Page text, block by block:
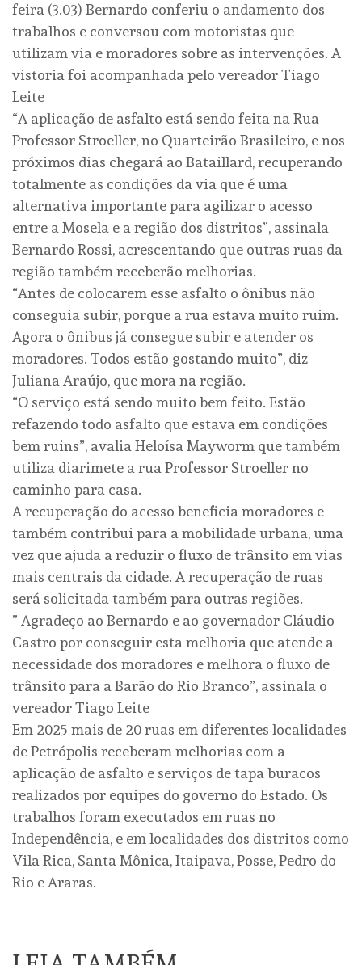
feira (3.03) Bernardo conferiu o andamento dos
trabalhos e conversou com motoristas que
utilizam via e moradores sobre as intervenções. A
vistoria foi acompanhada pelo vereador Tiago
Leite
“A aplicação de asfalto está sendo feita na Rua
Professor Stroeller, no Quarteirão Brasileiro, e nos
próximos dias chegará ao Bataillard, recuperando
totalmente as condições da via que é uma
alternativa importante para agilizar o acesso
entre a Mosela e a região dos distritos”, assinala
Bernardo Rossi, acrescentando que outras ruas da
região também receberão melhorias.
“Antes de colocarem esse asfalto o ônibus não
conseguia subir, porque a rua estava muito ruim.
Agora o ônibus já consegue subir e atender os
moradores. Todos estão gostando muito”, diz
Juliana Araújo, que mora na região.
“O serviço está sendo muito bem feito. Estão
refazendo todo asfalto que estava em condições
bem ruins”, avalia Heloísa Mayworm que também
utiliza diarimete a rua Professor Stroeller no
caminho para casa.
A recuperação do acesso beneficia moradores e
também contribui para a mobilidade urbana, uma
vez que ajuda a reduzir o fluxo de trânsito em vias
mais centrais da cidade. A recuperação de ruas
será solicitada também para outras regiões.
” Agradeço ao Bernardo e ao governador Cláudio
Castro por conseguir esta melhoria que atende a
necessidade dos moradores e melhora o fluxo de
trânsito para a Barão do Rio Branco”, assinala o
vereador Tiago Leite
Em 2025 mais de 20 ruas em diferentes localidades
de Petrópolis receberam melhorias com a
aplicação de asfalto e serviços de tapa buracos
realizados por equipes do governo do Estado. Os
trabalhos foram executados em ruas no
Independência, e em localidades dos distritos como
Vila Rica, Santa Mônica, Itaipava, Posse, Pedro do
Rio e Araras.